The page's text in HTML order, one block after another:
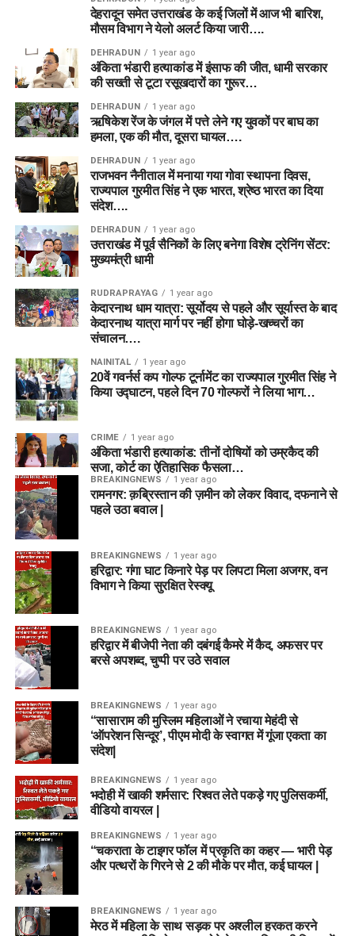
देहरादून समेत उत्तराखंड के कई जिलों में आज भी बारिश,
मौसम विभाग ने येलो अलर्ट किया जारी….
DEHRADUN 1 year ago
अंकिता भंडारी हत्याकांड में इंसाफ की जीत, धामी सरकार
की सख्ती से टूटा रसूखदारों का गुरूर…
DEHRADUN 1 year ago
ऋषिकेश रेंज के जंगल में पत्ते लेने गए युवकों पर बाघ का
हमला, एक की मौत, दूसरा घायल….
DEHRADUN 1 year ago
राजभवन नैनीताल में मनाया गया गोवा स्थापना दिवस,
राज्यपाल गुरमीत सिंह ने एक भारत, श्रेष्ठ भारत का दिया
संदेश….
DEHRADUN 1 year ago
उत्तराखंड में पूर्व सैनिकों के लिए बनेगा विशेष ट्रेनिंग सेंटर:
मुख्यमंत्री धामी
RUDRAPRAYAG 1 year ago
केदारनाथ धाम यात्रा: सूर्योदय से पहले और सूर्यास्त के बाद
केदारनाथ यात्रा मार्ग पर नहीं होगा घोड़े-खच्चरों का
संचालन….
NAINITAL 1 year ago
20वें गवर्नर्स कप गोल्फ टूर्नामेंट का राज्यपाल गुरमीत सिंह ने
किया उद्घाटन, पहले दिन 70 गोल्फरों ने लिया भाग…
CRIME 1 year ago
अंकिता भंडारी हत्याकांड: तीनों दोषियों को उम्रकैद की
सजा, कोर्ट का ऐतिहासिक फैसला…
BREAKINGNEWS 1 year ago
रामनगर: क़ब्रिस्तान की ज़मीन को लेकर विवाद, दफनाने से
पहले उठा बवाल |
BREAKINGNEWS 1 year ago
हरिद्वार: गंगा घाट किनारे पेड़ पर लिपटा मिला अजगर, वन
विभाग ने किया सुरक्षित रेस्क्यू
BREAKINGNEWS 1 year ago
हरिद्वार में बीजेपी नेता की दबंगई कैमरे में कैद, अफसर पर
बरसे अपशब्द, चुप्पी पर उठे सवाल
BREAKINGNEWS 1 year ago
“सासाराम की मुस्लिम महिलाओं ने रचाया मेहंदी से
‘ऑपरेशन सिन्दूर’, पीएम मोदी के स्वागत में गूंजा एकता का
संदेश|
BREAKINGNEWS 1 year ago
भदोही में खाकी शर्मसार: रिश्वत लेते पकड़े गए पुलिसकर्मी,
वीडियो वायरल |
BREAKINGNEWS 1 year ago
“चकराता के टाइगर फॉल में प्रकृति का कहर — भारी पेड़
और पत्थरों के गिरने से 2 की मौके पर मौत, कई घायल |
BREAKINGNEWS 1 year ago
मेरठ में महिला के साथ सड़क पर अश्लील हरकत करने